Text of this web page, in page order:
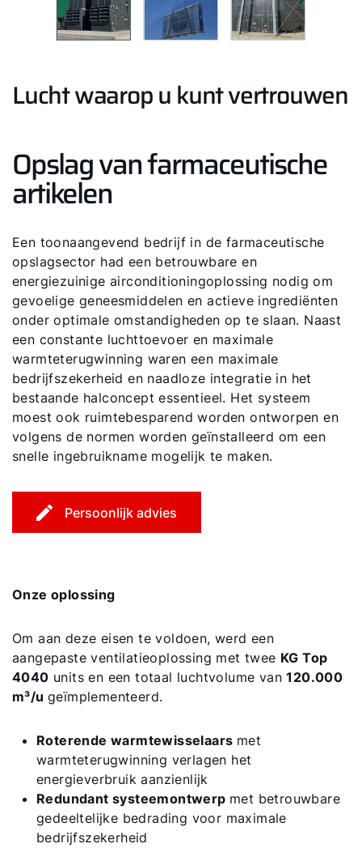
Lucht waarop u kunt vertrouwen
Opslag van farmaceutische
artikelen
Een toonaangevend bedrijf in de farmaceutische
opslagsector had een betrouwbare en
energiezuinige airconditioningoplossing nodig om
gevoelige geneesmiddelen en actieve ingrediënten
onder optimale omstandigheden op te slaan. Naast
een constante luchttoevoer en maximale
warmteterugwinning waren een maximale
bedrijfszekerheid en naadloze integratie in het
bestaande halconcept essentieel. Het systeem
moest ook ruimtebesparend worden ontworpen en
volgens de normen worden geïnstalleerd om een
snelle ingebruikname mogelijk te maken.
Persoonlijk advies
Onze oplossing
Om aan deze eisen te voldoen, werd een
aangepaste ventilatieoplossing met twee KG Top
4040 units en een totaal luchtvolume van120.000
m³/u geïmplementeerd.
Roterende warmtewisselaars met
warmteterugwinning verlagen het
energieverbruik aanzienlijk
Redundant systeemontwerp met betrouwbare
gedeeltelijke bedrading voor maximale
bedrijfszekerheid